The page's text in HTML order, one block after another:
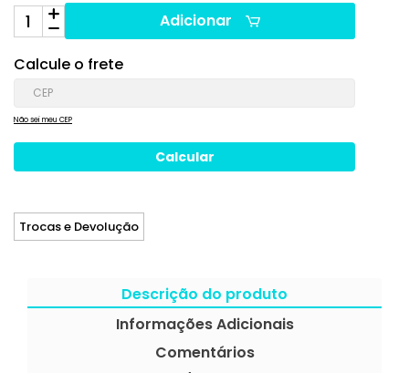
Adicionar
Calcule o frete
Não sei meu CEP
Trocas e Devolução
Descrição do produto
Informações Adicionais
Comentários